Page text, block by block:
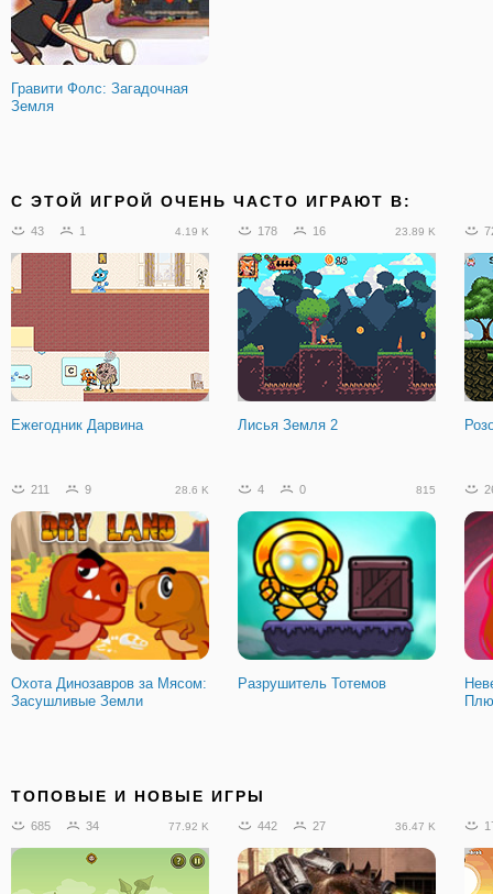
Гравити Фолс: Загадочная
Земля
C ЭТОЙ ИГРОЙ ОЧЕНЬ ЧАСТО ИГРАЮТ В:
43 1 4.19 K
Ежегодник Дарвина
178 16 23.89 K
Лисья Земля 2
211 9 28.6 K
Охота Динозавров за Мясом:
Засушливые Земли
4 0 815
Разрушитель Тотемов
ТОПОВЫЕ И НОВЫЕ ИГРЫ
685 34 77.92 K 442 27 36.47 K